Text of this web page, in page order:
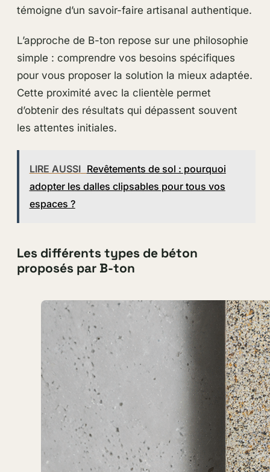
témoigne d’un savoir-faire artisanal authentique.
L’approche de B-ton repose sur une philosophie
simple : comprendre vos besoins spécifiques
pour vous proposer la solution la mieux adaptée.
Cette proximité avec la clientèle permet
d’obtenir des résultats qui dépassent souvent
les attentes initiales.
LIRE AUSSI Revêtements de sol : pourquoi
adopter les dalles clipsables pour tous vos
espaces ?
Les différents types de béton
proposés par B-ton